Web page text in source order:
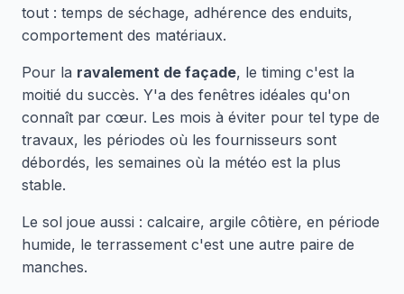
tout : temps de séchage, adhérence des enduits,
comportement des matériaux.
Pour la ravalement de façade, le timing c'est la
moitié du succès. Y'a des fenêtres idéales qu'on
connaît par cœur. Les mois à éviter pour tel type de
travaux, les périodes où les fournisseurs sont
débordés, les semaines où la météo est la plus
stable.
Le sol joue aussi : calcaire, argile côtière, en période
humide, le terrassement c'est une autre paire de
manches.